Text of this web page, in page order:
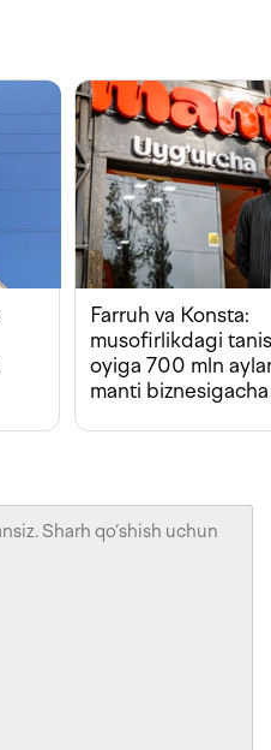
Farruh va Konsta:
musofirlikdagi
oyiga 700 mln
manti biznesigacha